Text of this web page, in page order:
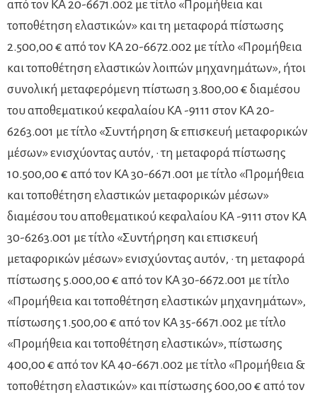
από τον ΚΑ 20-6671.002 με τίτλο «Προμήθεια και
τοποθέτηση ελαστικών» και τη μεταφορά πίστωσης
2.500,00 € από τον ΚΑ 20-6672.002 με τίτλο «Προμήθεια
και τοποθέτηση ελαστικών λοιπών μηχανημάτων», ήτοι
συνολική μεταφερόμενη πίστωση 3.800,00 € διαμέσου
του αποθεματικού κεφαλαίου ΚΑ -9111 στον ΚΑ 20-
6263.001 με τίτλο «Συντήρηση & επισκευή μεταφορικών
μέσων» ενισχύοντας αυτόν, · τη μεταφορά πίστωσης
10.500,00 € από τον ΚΑ 30-6671.001 με τίτλο «Προμήθεια
και τοποθέτηση ελαστικών μεταφορικών μέσων»
διαμέσου του αποθεματικού κεφαλαίου ΚΑ -9111 στον ΚΑ
30-6263.001 με τίτλο «Συντήρηση και επισκευή
μεταφορικών μέσων» ενισχύοντας αυτόν, · τη μεταφορά
πίστωσης 5.000,00 € από τον ΚΑ 30-6672.001 με τίτλο
«Προμήθεια και τοποθέτηση ελαστικών μηχανημάτων»,
πίστωσης 1.500,00 € από τον ΚΑ 35-6671.002 με τίτλο
«Προμήθεια και τοποθέτηση ελαστικών», πίστωσης
400,00 € από τον ΚΑ 40-6671.002 με τίτλο «Προμήθεια &
τοποθέτηση ελαστικών» και πίστωσης 600,00 € από τον